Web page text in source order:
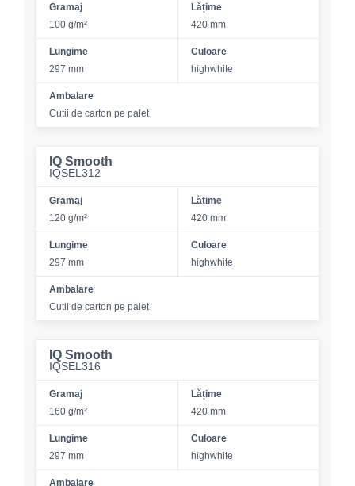
Gramaj
100 g/m²
Lățime
420 mm
Lungime
297 mm
Culoare
highwhite
Ambalare
Cutii de carton pe palet
IQ Smooth
IQSEL312
Gramaj
120 g/m²
Lățime
420 mm
Lungime
297 mm
Culoare
highwhite
Ambalare
Cutii de carton pe palet
IQ Smooth
IQSEL316
Gramaj
160 g/m²
Lățime
420 mm
Lungime
297 mm
Culoare
highwhite
Ambalare